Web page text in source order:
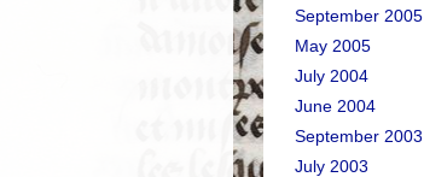
September 2005
May 2005
July 2004
June 2004
September 2003
July 2003